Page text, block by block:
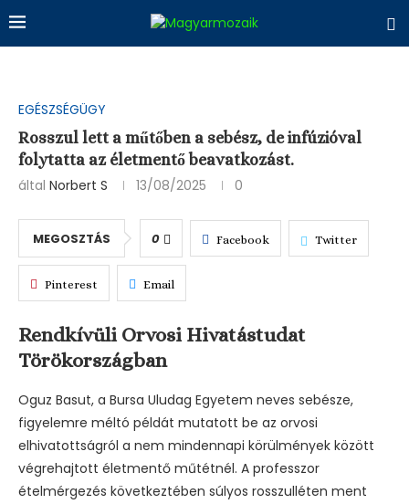
EGÉSZSÉGÜGY
Rosszul lett a műtőben a sebész, de infúzióval
folytatta az életmentő beavatkozást.
által Norbert S 13/08/2025 0
MEGOSZTÁS 0 Facebook Twitter
Pinterest Email
Rendkívüli Orvosi Hivatástudat
Törökországban
Oguz Basut, a Bursa Uludag Egyetem neves sebésze,
figyelemre méltó példát mutatott be az orvosi
elhivatottságról a nem mindennapi körülmények között
végrehajtott életmentő műtétnél. A professzor
ételmérgezés következtében súlyos rosszulléten ment